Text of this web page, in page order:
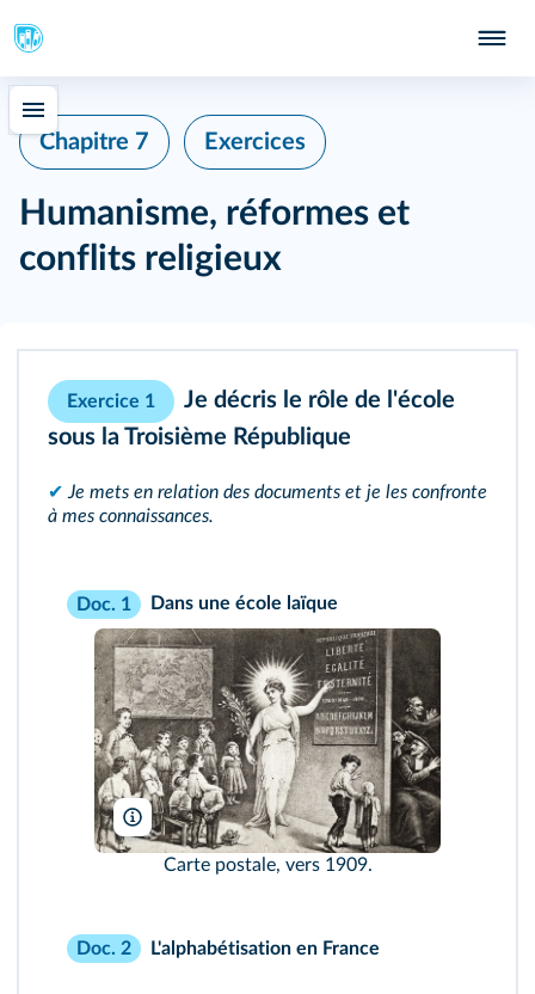
Chapitre 7 Exercices
Humanisme, réformes et
conflits religieux
Exercice 1
Je décris le rôle de l'école
sous la Troisième République
✔ Je mets en relation des documents et je les confronte
à mes connaissances.
Doc. 1 Dans une école laïque
Coll. IM/Kharbine-Tapabor
Carte postale, vers 1909.
Doc. 2 L'alphabétisation en France